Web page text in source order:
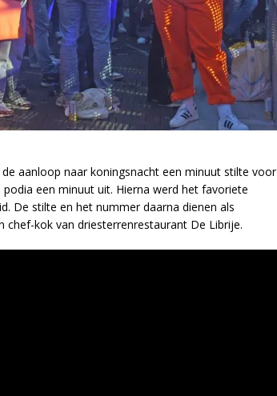
aanloop naar koningsnacht een minuut stilte voor
een minuut uit. Hierna werd het favoriete
De stilte en het nummer daarna dienen als
kok van driesterrenrestaurant De Librije.